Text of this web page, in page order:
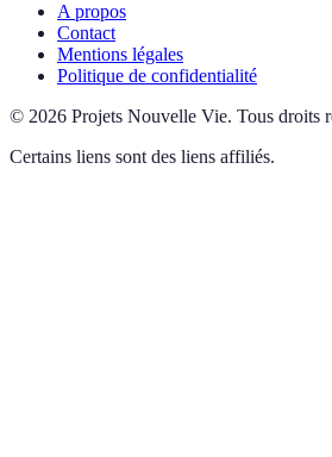
A propos
Contact
Mentions légales
Politique de confidentialité
© 2026 Projets Nouvelle Vie. Tous droits
Certains liens sont des liens affiliés.